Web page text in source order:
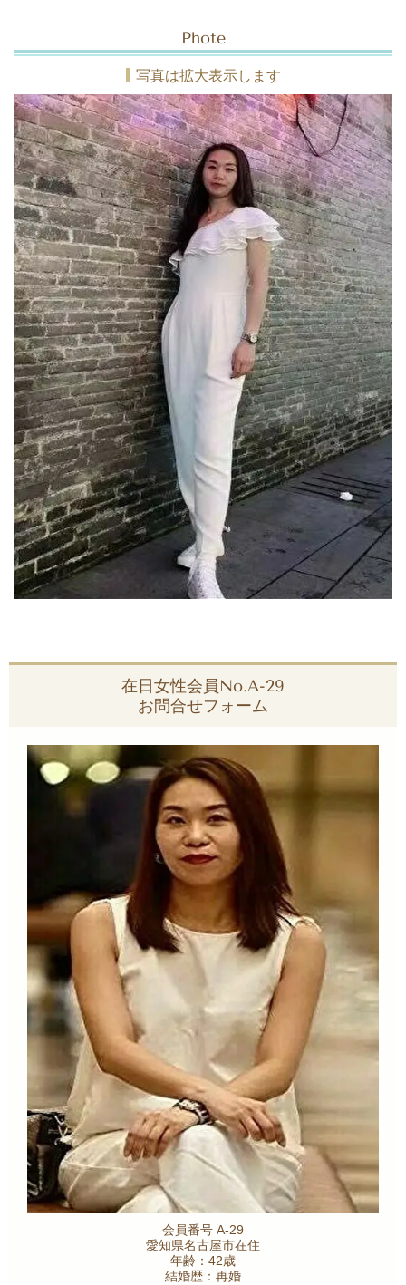
Phote
写真は拡大表示します
在日女性会員No.A-29
お問合せフォーム
会員番号 A-29
愛知県名古屋市在住
年齢：42歳
結婚歴：再婚